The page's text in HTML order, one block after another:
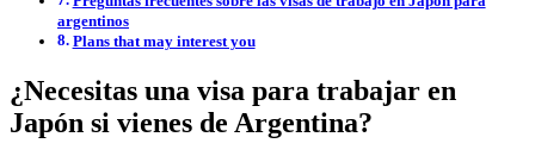
argentinos
Plans that may interest you
¿Necesitas una visa para trabajar en
Japón si vienes de Argentina?